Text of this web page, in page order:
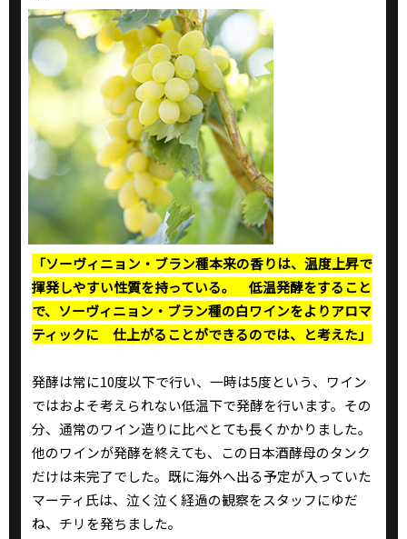
「ソーヴィニョン・ブラン種本来の香りは、温度上昇で
揮発しやすい性質を持っている。 低温発酵をすること
で、ソーヴィニョン・ブラン種の白ワインをよりアロマ
ティックに 仕上がることができるのでは、と考えた」
発酵は常に10度以下で行い、一時は5度という、ワイン
ではおよそ考えられない低温下で発酵を行います。その
分、通常のワイン造りに比べとても長くかかりました。
他のワインが発酵を終えても、この日本酒酵母のタンク
だけは未完了でした。既に海外へ出る予定が入っていた
マーティ氏は、泣く泣く経過の観察をスタッフにゆだ
ね、チリを発ちました。